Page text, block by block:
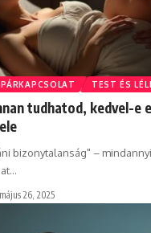
TEST ÉS
tudhatod, kedvel-e
bizonytalanság" –
…
26, 2025